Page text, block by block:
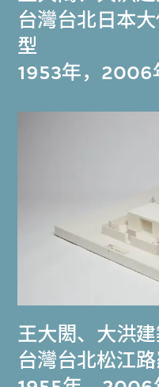
台灣台北日本
型
1953年，2006
王大閎、 大洪
台灣台北松江